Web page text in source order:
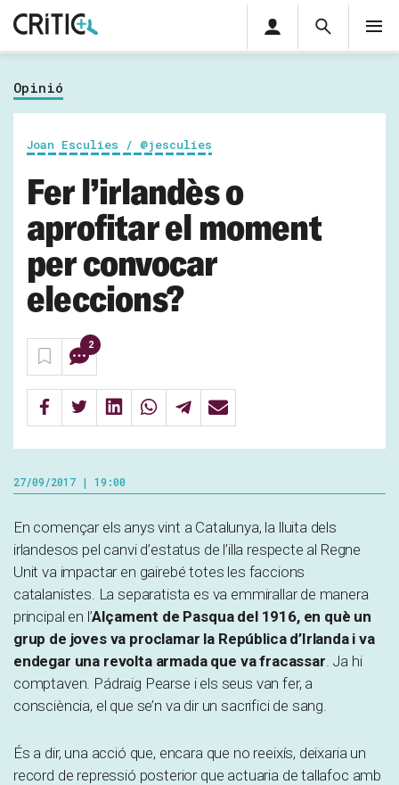
Cerca
Cerca
privada
Inicia sessió
Opinió
Joan Esculies / @jesculies
Fer l’irlandès o
aprofitar el moment
per convocar
eleccions?
2
27/09/2017 | 19:00
En començar els anys vint a Catalunya, la lluita dels
irlandesos pel canvi d’estatus de l’illa respecte al Regne
Unit va impactar en gairebé totes les faccions
catalanistes. La separatista es va emmirallar de manera
principal en l’Alçament de Pasqua del 1916, en què un
grup de joves va proclamar la República d’Irlanda i va
endegar una revolta armada que va fracassar. Ja hi
comptaven. Pádraig Pearse i els seus van fer, a
consciència, el que se’n va dir un sacrifici de sang.
És a dir, una acció que, encara que no reeixís, deixaria un
record de repressió posterior que actuaria de tallafoc amb